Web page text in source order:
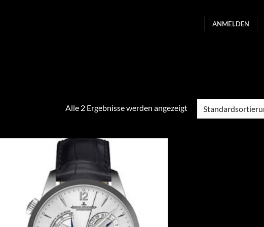
ANMELDEN
Alle 2 Ergebnisse werden angezeigt